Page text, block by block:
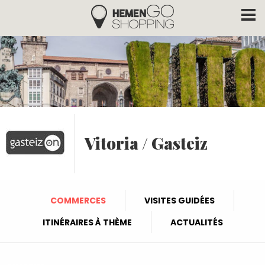
Aller au contenu principal
Hemengo Shopping
Vitoria / Gasteiz
COMMERCES
VISITES GUIDÉES
ITINÉRAIRES À THÈME
ACTUALITÉS